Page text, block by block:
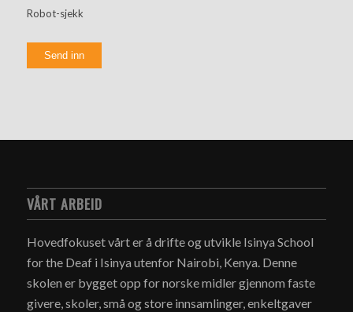
Robot-sjekk
Send inn
VÅRT ARBEID
Hovedfokuset vårt er å drifte og utvikle Isinya School
for the Deaf i Isinya utenfor Nairobi, Kenya. Denne
skolen er bygget opp for norske midler gjennom faste
givere, skoler, små og store innsamlinger, enkeltgaver